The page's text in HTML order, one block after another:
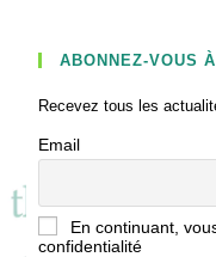
ABONNEZ-VOUS
Recevez tous les
Email
En continuant,
confidentialité